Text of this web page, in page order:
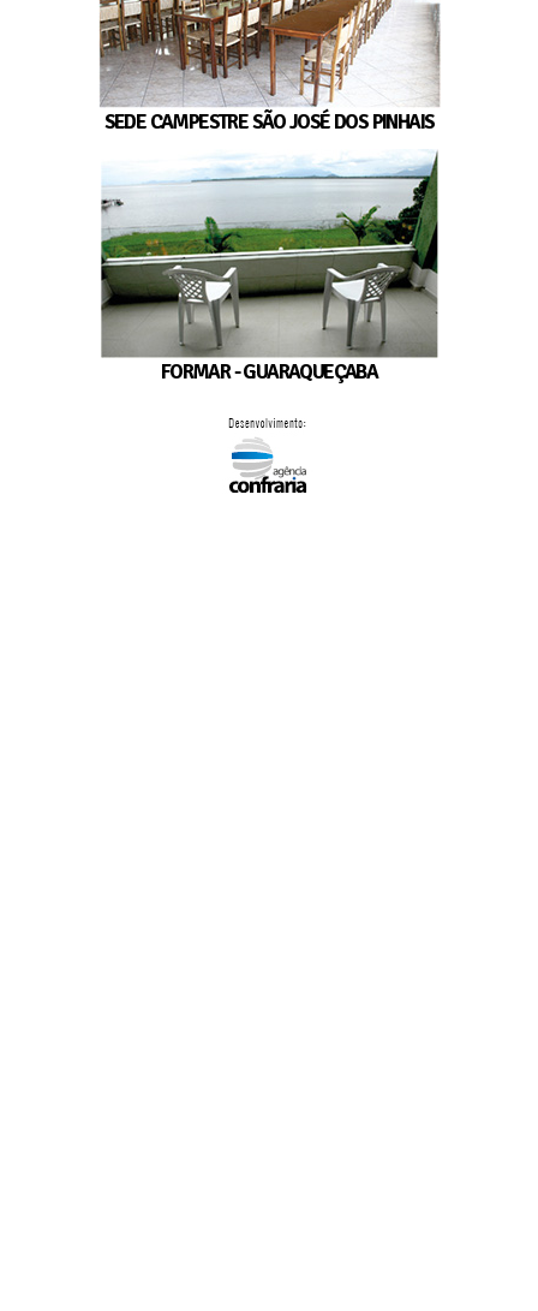
SEDE CAMPESTRE SÃO JOSÉ DOS PINHAIS
FORMAR - GUARAQUEÇABA